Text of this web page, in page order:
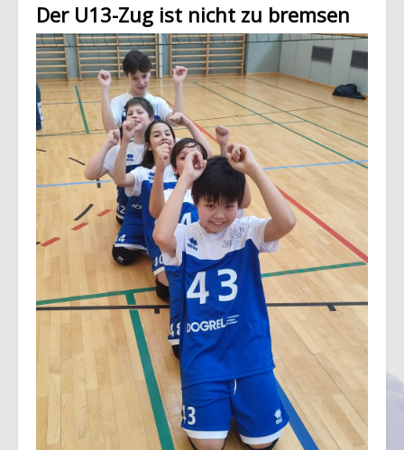
Der U13-Zug ist nicht zu bremsen